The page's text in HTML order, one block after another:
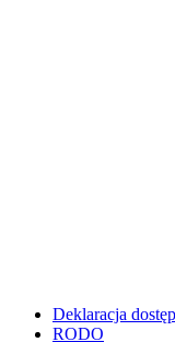
Deklaracja
RODO